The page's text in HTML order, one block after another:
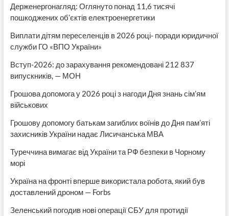
Держенергонагляд: Оглянуто понад 11,6 тисячі
пошкоджених об’єктів електроенергетики
Виплати дітям переселенців в 2026 році- поради юридичної
служби ГО «ВПО України»
Вступ-2026: до зарахування рекомендовані 212 837
випускників, — МОН
Грошова допомога у 2026 році з нагоди Дня знань сім’ям
військових
Грошову допомогу батькам загиблих воїнів до Дня пам’яті
захисників України надає Лисичанська МВА
Туреччина вимагає від України та РФ безпеки в Чорному
морі
Україна на фронті вперше використала робота, який був
доставлений дроном — Forbs
Зеленський погодив нові операції СБУ для протидії